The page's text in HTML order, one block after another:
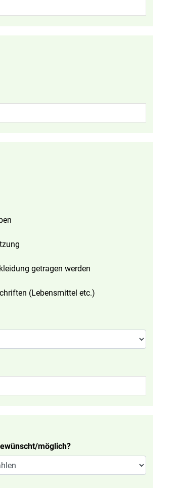
getragen werden
(Lebensmittel etc.)
möglich?